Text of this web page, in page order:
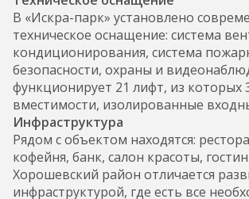
В «Искра-парк» установлено
техническое оснащение: система
кондиционирования, система
безопасности, охраны и
функционирует 21 лифт, из
вместимости, изолированные
Инфраструктура
Рядом с объектом находятся:
кофейня, банк, салон красоты,
Хорошевский район отличается
инфраструктурой, где есть все